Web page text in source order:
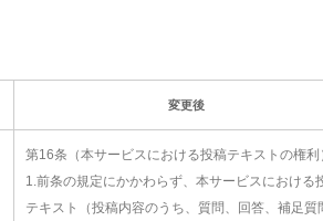
変更後
第16条（本サービスにおける投稿テキストの権利
1.前条の規定にかかわらず、本サービスにおける
テキスト（投稿内容のうち、質問、回答、補足質